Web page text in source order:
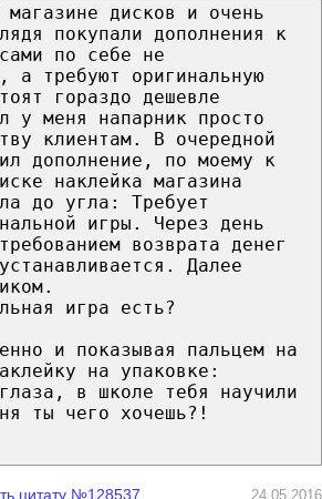
дисков и очень
покупали дополнения к
по себе не
а требуют оригинальную
гораздо дешевле
у меня напарник просто
клиентам. В очередной
дополнение, по моему к
наклейка магазина
до угла: Требует
игры. Через день
возврата денег
Далее
игра есть?
и показывая пальцем на
на упаковке:
в школе тебя научили
ты чего хочешь?!
цитату №128537 24.05.2016